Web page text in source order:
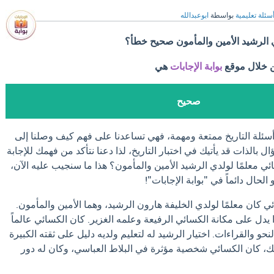
أسئلة تعليمية بواسطة ابوعبدالله
الرشيد الأمين والمأمون صحيح خطأ؟
خلال موقع بوابة الإجابات هي
صحيح
أسئلة التاريخ ممتعة ومهمة، فهي تساعدنا على فهم كيف وصلنا إلى
بالذات قد يأتيك في اختبار التاريخ، لذا دعنا نتأكد من فهمك للإجابة
معلمًا لولدي الرشيد الأمين والمأمون؟ هذا ما سنجيب عليه الآن،
دائماً في "بوابة الإجابات"!
كان معلمًا لولدي الخليفة هارون الرشيد، وهما الأمين والمأمون.
يدل على مكانة الكسائي الرفيعة وعلمه الغزير. كان الكسائي عالماً
والقراءات. اختيار الرشيد له لتعليم ولديه دليل على ثقته الكبيرة
كان الكسائي شخصية مؤثرة في البلاط العباسي، وكان له دور